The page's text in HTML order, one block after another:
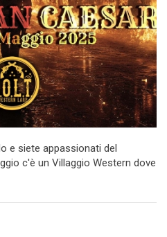
e siete appassionati del
c'è un Villaggio Western dove